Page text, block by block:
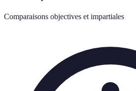
Comparaisons objectives et impartiales